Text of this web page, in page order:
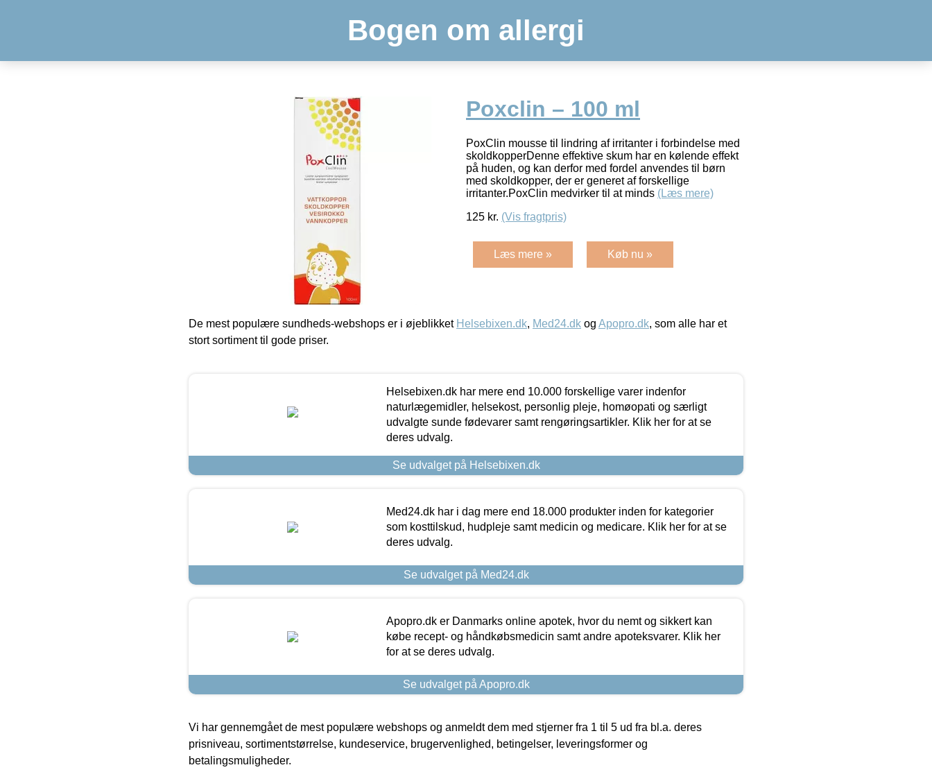
Bogen om allergi
Poxclin – 100 ml
PoxClin mousse til lindring af irritanter i forbindelse med
skoldkopperDenne effektive skum har en kølende effekt
på huden, og kan derfor med fordel anvendes til børn
med skoldkopper, der er generet af forskellige
irritanter.PoxClin medvirker til at minds (Læs mere)
125 kr. (Vis fragtpris)
Læs mere » Køb nu »
De mest populære sundheds-webshops er i øjeblikket Helsebixen.dk, Med24.dk og Apopro.dk, som alle har et
stort sortiment til gode priser.
Helsebixen.dk har mere end 10.000 forskellige varer indenfor
naturlægemidler, helsekost, personlig pleje, homøopati og særligt
udvalgte sunde fødevarer samt rengøringsartikler. Klik her for at se
deres udvalg.
Se udvalget på Helsebixen.dk
Med24.dk har i dag mere end 18.000 produkter inden for kategorier
som kosttilskud, hudpleje samt medicin og medicare. Klik her for at se
deres udvalg.
Se udvalget på Med24.dk
Apopro.dk er Danmarks online apotek, hvor du nemt og sikkert kan
købe recept- og håndkøbsmedicin samt andre apoteksvarer. Klik her
for at se deres udvalg.
Se udvalget på Apopro.dk
Vi har gennemgået de mest populære webshops og anmeldt dem med stjerner fra 1 til 5 ud fra bl.a. deres
prisniveau, sortimentstørrelse, kundeservice, brugervenlighed, betingelser, leveringsformer og
betalingsmuligheder.